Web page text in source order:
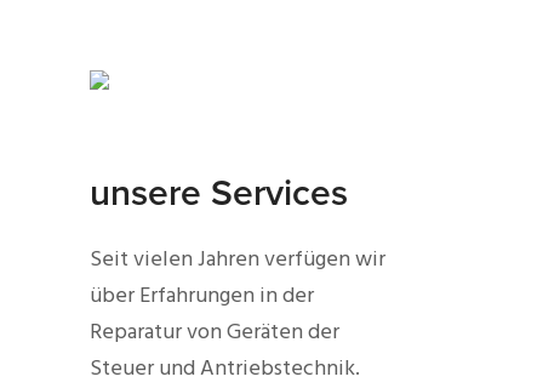
unsere Services
Seit vielen Jahren verfügen wir
über Erfahrungen in der
Reparatur von Geräten der
Steuer und Antriebstechnik.